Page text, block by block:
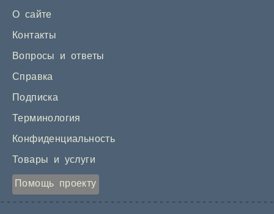
О сайте
Контакты
Вопросы и ответы
Справка
Подписка
Терминология
Конфиденциальность
Товары и услуги
Помощь проекту